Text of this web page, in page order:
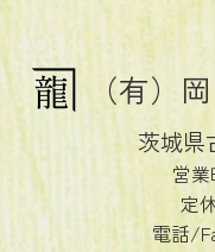
（有）
茨城県
営業
定
電話/